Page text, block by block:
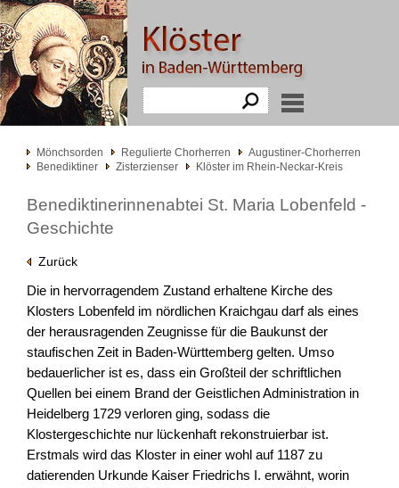
Mönchsorden Regulierte Chorherren
Augustiner-Chorherren
Benediktiner
Zisterzienser Klöster im Rhein-Neckar-Kreis
Benediktinerinnenabtei St. Maria Lobenfeld -
Geschichte
Zurück
Die in hervorragendem Zustand erhaltene Kirche des
Klosters Lobenfeld im nördlichen Kraichgau darf als eines
der herausragenden Zeugnisse für die Baukunst der
staufischen Zeit in Baden-Württemberg gelten. Umso
bedauerlicher ist es, dass ein Großteil der schriftlichen
Quellen bei einem Brand der Geistlichen Administration in
Heidelberg 1729 verloren ging, sodass die
Klostergeschichte nur lückenhaft rekonstruierbar ist.
Erstmals wird das Kloster in einer wohl auf 1187 zu
datierenden Urkunde Kaiser Friedrichs I. erwähnt, worin